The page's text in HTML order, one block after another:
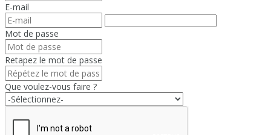
E-mail
Mot de passe
Retapez le mot de passe
Que voulez-vous faire ?